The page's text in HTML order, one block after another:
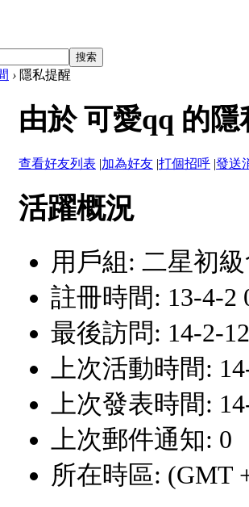
搜索
› 隱私提醒
由於 可愛qq 的
查看好友列表 |加為好友 |打個招呼 |發送
活躍概況
用戶組: 二星初
註冊時間: 13-4-2
最後訪問: 14-2-
上次活動時間:
上次發表時間:
上次郵件通知: 0
所在時區: (GMT